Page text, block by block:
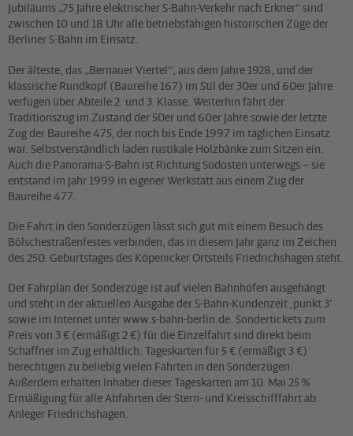
Jubiläums „75 Jahre elektrischer S-Bahn-Verkehr nach Erkner“ sind
zwischen 10 und 18 Uhr alle betriebsfähigen historischen Züge der
Berliner S-Bahn im Einsatz.
Der älteste, das „Bernauer Viertel“, aus dem Jahre 1928, und der
klassische Rundkopf (Baureihe 167) im Stil der 30er und 60er Jahre
verfügen über Abteile 2. und 3. Klasse. Weiterhin fährt der
Traditionszug im Zustand der 50er und 60er Jahre sowie der letzte
Zug der Baureihe 475, der noch bis Ende 1997 im täglichen Einsatz
war. Selbstverständlich laden rustikale Holzbänke zum Sitzen ein.
Auch die Panorama-S-Bahn ist Richtung Südosten unterwegs – sie
entstand im Jahr 1999 in eigener Werkstatt aus einem Zug der
Baureihe 477.
Die Fahrt in den Sonderzügen lässt sich gut mit einem Besuch des
Bölschestraßenfestes verbinden, das in diesem Jahr ganz im Zeichen
des 250. Geburtstages des Köpenicker Ortsteils Friedrichshagen steht.
Der Fahrplan der Sonderzüge ist auf vielen Bahnhöfen ausgehängt
und steht in der aktuellen Ausgabe der S-Bahn-Kundenzeit ‚punkt 3’
sowie im Internet unter www.s-bahn-berlin.de. Sondertickets zum
Preis von 3 € (ermäßigt 2 €) für die Einzelfahrt sind direkt beim
Schaffner im Zug erhältlich. Tageskarten für 5 € (ermäßigt 3 €)
berechtigen zu beliebig vielen Fahrten in den Sonderzügen.
Außerdem erhalten Inhaber dieser Tageskarten am 10. Mai 25 %
Ermäßigung für alle Abfahrten der Stern- und Kreisschifffahrt ab
Anleger Friedrichshagen.